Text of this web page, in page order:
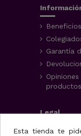
Garantía
productos
Legal
Aviso
Esta tienda te